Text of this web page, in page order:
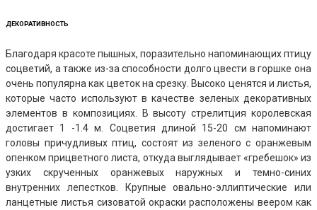
ДЕКОРАТИВНОСТЬ
Благодаря красоте пышных, поразительно напоминающих птицу
соцветий, а также из-за способности долго цвести в горшке она
очень популярна как цветок на срезку. Высоко ценятся и листья,
которые часто используют в качестве зеленых декоративных
элементов в композициях. В высоту стрелитция королевская
достигает 1 -1.4 м. Соцветия длиной 15-20 см напоминают
головы причудливых птиц, состоят из зеленого с оранжевым
опенком прицветного листа, откуда выглядывает «гребешок» из
узких скрученных оранжевых наружных и темно-синих
внутренних лепестков. Крупные овально-эллиптические или
ланцетные листья сизоватой окраски расположены веером как